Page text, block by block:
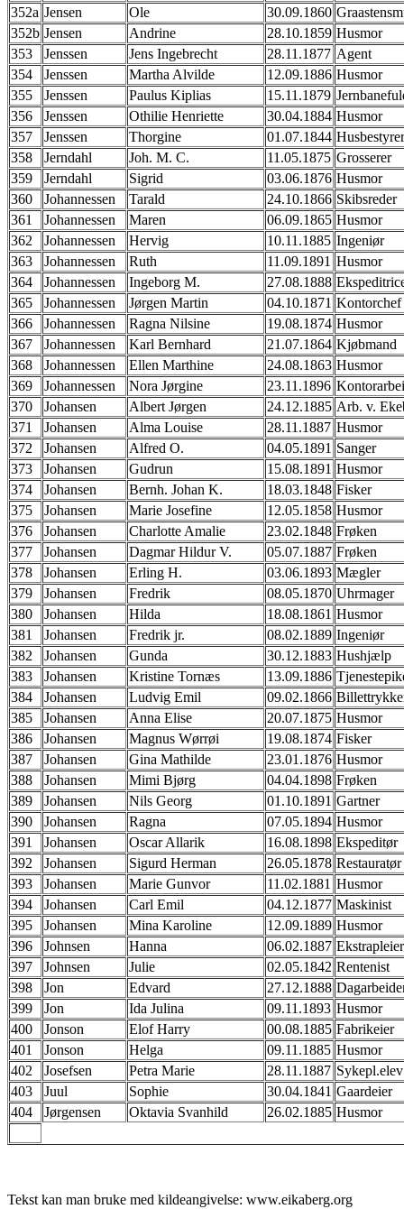
352a Jensen Ole 30.09.1860
352b Jensen Andrine 28.10.1859 Husmor
353
Jenssen Jens Ingebrecht 28.11.1877 Agent
354
Jenssen Martha Alvilde 12.09.1886 Husmor
355
Jenssen Paulus Kiplias 15.11.1879
356
Jenssen Othilie Henriette 30.04.1884 Husmor
357
Jenssen Thorgine 01.07.1844
358
Jerndahl Joh. M. C. 11.05.1875 Grosserer
359
Jerndahl Sigrid 03.06.1876 Husmor
360
Johannessen Tarald 24.10.1866 Skibsreder
361
Johannessen Maren 06.09.1865 Husmor
362
Johannessen Hervig 10.11.1885 Ingeniør
363
Johannessen Ruth 11.09.1891 Husmor
364
Johannessen Ingeborg M. 27.08.1888
365
Johannessen Jørgen Martin 04.10.1871 Kontorchef
366
Johannessen Ragna Nilsine 19.08.1874 Husmor
367
Johannessen Karl Bernhard 21.07.1864 Kjøbmand
368
Johannessen Ellen Marthine 24.08.1863 Husmor
369
Johannessen Nora Jørgine 23.11.1896
370
Johansen Albert Jørgen 24.12.1885 Arb. v.
371
Johansen Alma Louise 28.11.1887 Husmor
372
Johansen Alfred O. 04.05.1891 Sanger
373
Johansen Gudrun 15.08.1891 Husmor
374
Johansen Bernh. Johan K. 18.03.1848 Fisker
375
Johansen Marie Josefine 12.05.1858 Husmor
376
Johansen Charlotte Amalie 23.02.1848 Frøken
377
Johansen Dagmar Hildur V. 05.07.1887 Frøken
378
Johansen Erling H. 03.06.1893 Mægler
379
Johansen Fredrik 08.05.1870 Uhrmager
380
Johansen Hilda 18.08.1861 Husmor
381
Johansen Fredrik jr. 08.02.1889 Ingeniør
382
Johansen Gunda 30.12.1883 Hushjælp
383
Johansen Kristine Tornæs 13.09.1886
384
Johansen Ludvig Emil 09.02.1866
385
Johansen Anna Elise 20.07.1875 Husmor
386
Johansen Magnus Wørrøi 19.08.1874 Fisker
387
Johansen Gina Mathilde 23.01.1876 Husmor
388
Johansen Mimi Bjørg 04.04.1898 Frøken
389
Johansen Nils Georg 01.10.1891 Gartner
390
Johansen Ragna 07.05.1894 Husmor
391
Johansen Oscar Allarik 16.08.1898 Ekspeditør
392
Johansen Sigurd Herman 26.05.1878 Restauratør
393
Johansen Marie Gunvor 11.02.1881 Husmor
394
Johansen Carl Emil 04.12.1877 Maskinist
395
Johansen Mina Karoline 12.09.1889 Husmor
396
Johnsen Hanna 06.02.1887
397
Johnsen Julie 02.05.1842 Rentenist
398
Jon Edvard 27.12.1888
399
Jon Ida Julina 09.11.1893 Husmor
400
Jonson Elof Harry 00.08.1885 Fabrikeier
401
Jonson Helga 09.11.1885 Husmor
402
Josefsen Petra Marie 28.11.1887 Sykepl.elev
403
Juul Sophie 30.04.1841 Gaardeier
404
Jørgensen Oktavia Svanhild 26.02.1885 Husmor
Tekst kan man bruke med kildeangivelse: www.eikaberg.org